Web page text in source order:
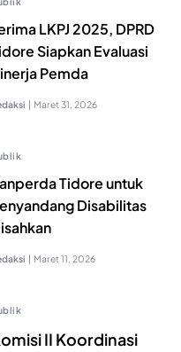
LKPJ 2025, DPRD
Siapkan Evaluasi
Pemda
| Maret 31, 2026
Tidore untuk
Disabilitas
| Maret 11, 2026
II Koordinasi